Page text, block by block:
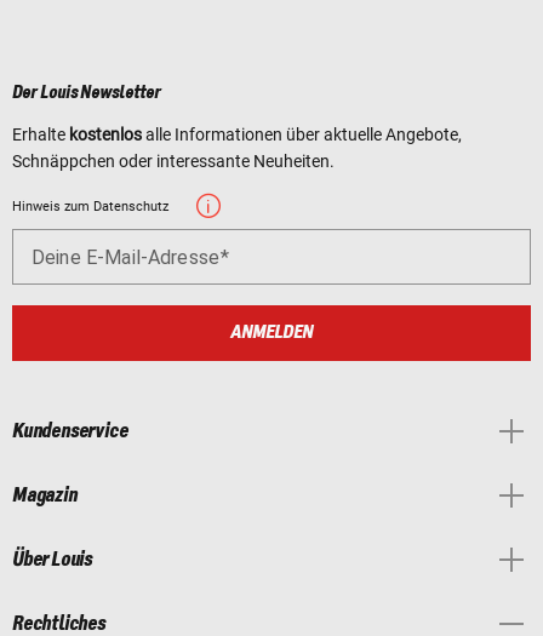
Der Louis Newsletter
Erhalte kostenlosalle Informationen über aktuelle Angebote,
Schnäppchen oder interessante Neuheiten.
Hinweis zum Datenschutz
Deine E-Mail-Adresse
ANMELDEN
Kundenservice
Magazin
Über Louis
Rechtliches